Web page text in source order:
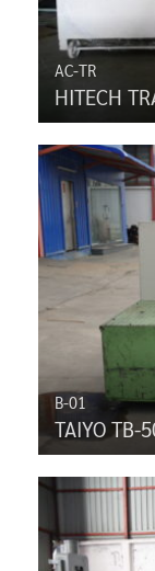
AC-TR
HITECH
B-01
TAIYO TB-